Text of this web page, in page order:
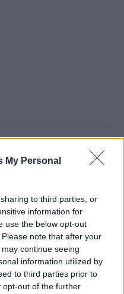
My Personal
to third parties, or
information for
use the below opt-out
note that after your
continue seeing
information utilized by
to third parties prior to
opt-out of the further
ξεχάσω όσο ζω»: Η
εξομολόγηση
Ηλιάδη για τη
είδε τον Ιησού
περιέγραψε μέσα από
μια εμπειρία που λέει πως
ο γιος της νοσηλευόταν στο